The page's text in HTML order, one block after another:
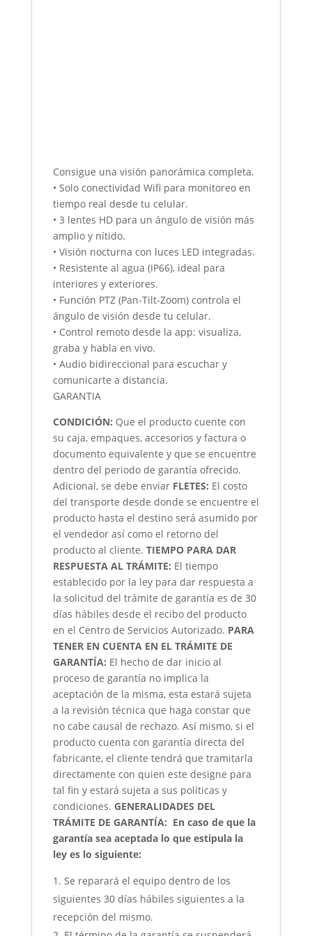
Consigue una visión panorámica completa.
• Solo conectividad Wifi para monitoreo en
tiempo real desde tu celular.
• 3 lentes HD para un ángulo de visión más
amplio y nítido.
• Visión nocturna con luces LED integradas.
• Resistente al agua (IP66), ideal para
interiores y exteriores.
• Función PTZ (Pan-Tilt-Zoom) controla el
ángulo de visión desde tu celular.
• Control remoto desde la app: visualiza,
graba y habla en vivo.
• Audio bidireccional para escuchar y
comunicarte a distancia.
GARANTIA
CONDICIÓN: Que el producto cuente con
su caja, empaques, accesorios y factura o
documento equivalente y que se encuentre
dentro del periodo de garantía ofrecido.
Adicional, se debe enviar FLETES: El costo
del transporte desde donde se encuentre el
producto hasta el destino será asumido por
el vendedor así como el retorno del
producto al cliente. TIEMPO PARA DAR
RESPUESTA AL TRÁMITE: El tiempo
establecido por la ley para dar respuesta a
la solicitud del trámite de garantía es de 30
días hábiles desde el recibo del producto
en el Centro de Servicios Autorizado. PARA
TENER EN CUENTA EN EL TRÁMITE DE
GARANTÍA: El hecho de dar inicio al
proceso de garantía no implica la
aceptación de la misma, esta estará sujeta
a la revisión técnica que haga constar que
no cabe causal de rechazo. Así mismo, si el
producto cuenta con garantía directa del
fabricante, el cliente tendrá que tramitarla
directamente con quien este designe para
tal fin y estará sujeta a sus políticas y
condiciones. GENERALIDADES DEL
TRÁMITE DE GARANTÍA: En caso de que la
garantía sea aceptada lo que estipula la
ley es lo siguiente:
Se reparará el equipo dentro de los
siguientes 30 días hábiles siguientes a la
recepción del mismo.